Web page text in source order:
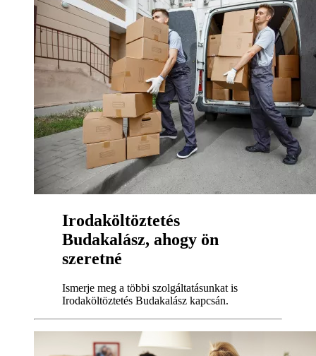
Irodaköltöztetés
Budakalász, ahogy ön
szeretné
Ismerje meg a többi szolgáltatásunkat is
Irodaköltöztetés Budakalász kapcsán.